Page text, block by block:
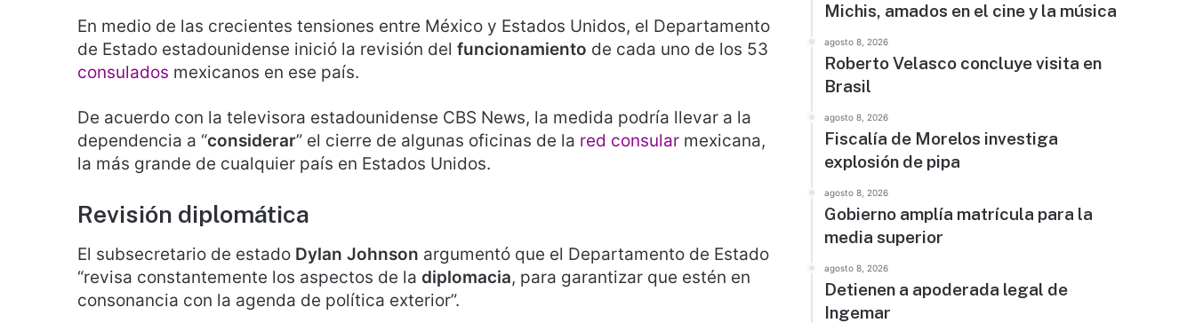
En medio de las crecientes tensiones entre México y Estados Unidos, el Departamento
de Estado estadounidense inició la revisión del funcionamiento de cada uno de los 53
consulados mexicanos en ese país.
De acuerdo con la televisora estadounidense CBS News, la medida podría llevar a la
dependencia a “considerar” el cierre de algunas oficinas de la red consular mexicana,
la más grande de cualquier país en Estados Unidos.
Revisión diplomática
El subsecretario de estado Dylan Johnson argumentó que el Departamento de Estado
“revisa constantemente los aspectos de la diplomacia, para garantizar que estén en
consonancia con la agenda de política exterior”.
Michis, amados en el cine y la música
agosto 8, 2026
Roberto Velasco concluye visita en
Brasil
agosto 8, 2026
Fiscalía de Morelos investiga
explosión de pipa
agosto 8, 2026
Gobierno amplía matrícula para la
media superior
agosto 8, 2026
Detienen a apoderada legal de
Ingemar